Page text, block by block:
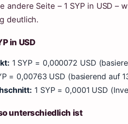
andere Seite – 1 SYP in USD –
deutlich.
in USD
1 SYP = 0,000072 USD
= 0,00763 USD (basierend auf
1 SYP = 0,0001 USD
unterschiedlich ist